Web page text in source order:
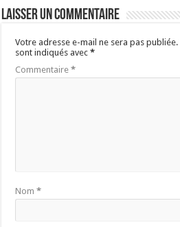
Laisser un commentaire
Votre adresse e-mail ne sera pas publiée.
sont indiqués avec*
Commentaire*
Nom*